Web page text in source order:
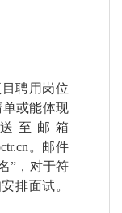
聘用岗位
单或能体现
至邮箱
。邮件
” ，对于符
排面试。